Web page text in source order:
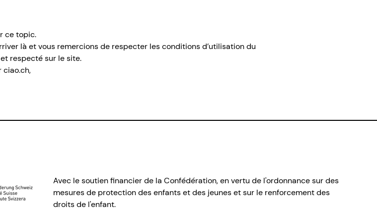
ce topic.
là et vous remercions de respecter les conditions d’utilisation du
respecté sur le site.
ciao.ch,
Avec le soutien financier de la Confédération, en vertu de l'ordonnance sur des
mesures de protection des enfants et des jeunes et sur le renforcement des
droits de l'enfant.